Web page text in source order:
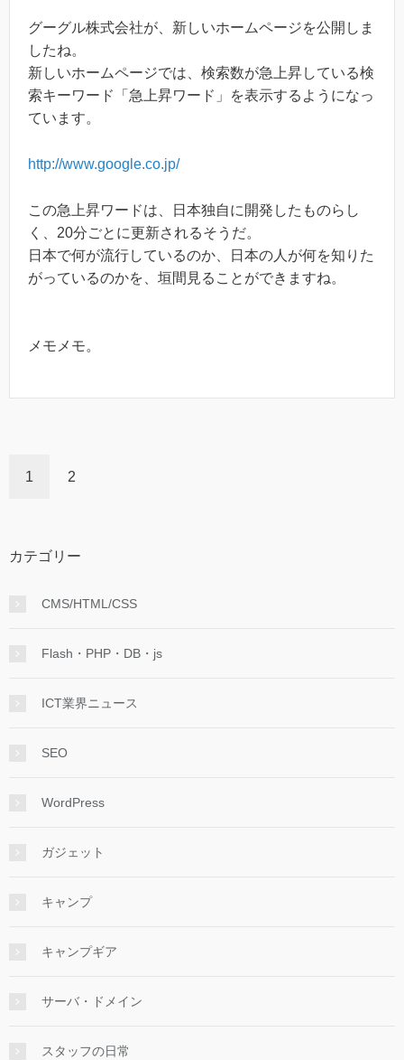
グーグル株式会社が、新しいホームページを公開しま
したね。
新しいホームページでは、検索数が急上昇している検
索キーワード「急上昇ワード」を表示するようになっ
ています。
http://www.google.co.jp/
この急上昇ワードは、日本独自に開発したものらし
く、20分ごとに更新されるそうだ。
日本で何が流行しているのか、日本の人が何を知りた
がっているのかを、垣間見ることができますね。
メモメモ。
1 2
カテゴリー
CMS/HTML/CSS
Flash・PHP・DB・js
ICT業界ニュース
SEO
WordPress
ガジェット
キャンプ
キャンプギア
サーバ・ドメイン
スタッフの日常